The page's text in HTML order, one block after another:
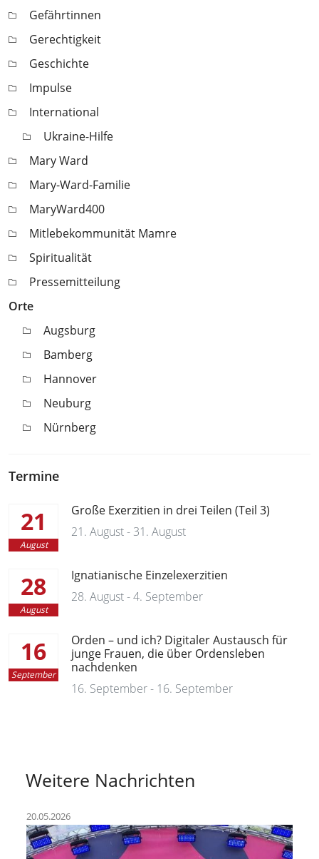
Gefährtinnen
Gerechtigkeit
Geschichte
Impulse
International
Ukraine-Hilfe
Mary Ward
Mary-Ward-Familie
MaryWard400
Mitlebekommunität Mamre
Spiritualität
Pressemitteilung
Orte
Augsburg
Bamberg
Hannover
Neuburg
Nürnberg
Termine
21
August
Große Exerzitien in drei Teilen (Teil 3)
21. August - 31. August
28
August
Ignatianische Einzelexerzitien
28. August - 4. September
16
September
Orden – und ich? Digitaler Austausch für
junge Frauen, die über Ordensleben
nachdenken
16. September - 16. September
Weitere Nachrichten
20.05.2026